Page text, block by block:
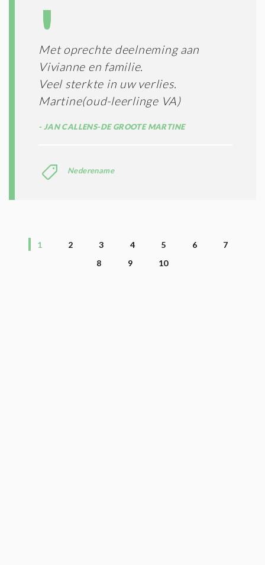
Met oprechte deelneming aan
Vivianne en familie.
Veel sterkte in uw verlies.
Martine(oud-leerlinge VA)
JAN CALLENS-DE GROOTE MARTINE
Nederename
1 2 3 4 5 6
7
8
9 10